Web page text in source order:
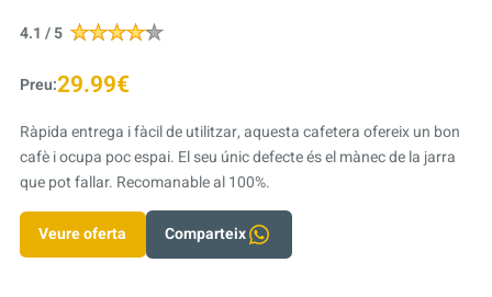
4.1 / 5
Preu:29.99€
Ràpida entrega i fàcil de utilitzar, aquesta cafetera ofereix un bon
cafè i ocupa poc espai. El seu únic defecte és el mànec de la jarra
que pot fallar. Recomanable al 100%.
Veure oferta Comparteix